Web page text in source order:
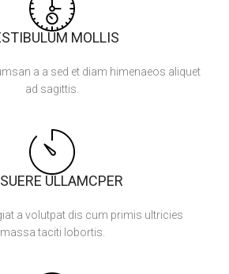
MOLLIS
a a sed et diam himenaeos aliquet
ad sagittis.
ULLAMCPER
a volutpat dis cum primis ultricies
massa taciti lobortis.